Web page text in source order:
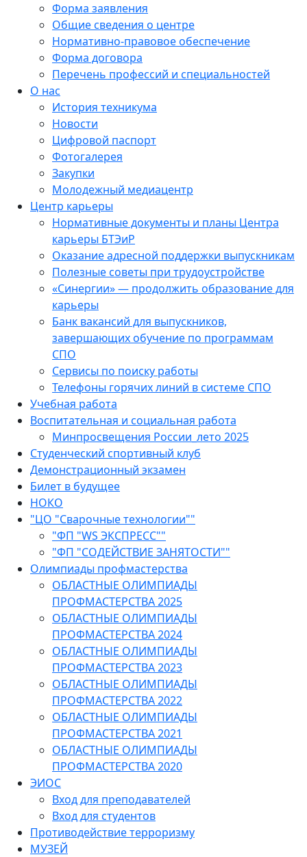
Форма заявления
Общие сведения о центре
Нормативно-правовое обеспечение
Форма договора
Перечень профессий и специальностей
О нас
История техникума
Новости
Цифровой паспорт
Фотогалерея
Закупки
Молодежный медиацентр
Центр карьеры
Нормативные документы и планы Центра
карьеры БТЭиР
Оказание адресной поддержки выпускникам
Полезные советы при трудоустройстве
«Синергии» — продолжить образование для
карьеры
Банк вакансий для выпускников,
завершающих обучение по программам
СПО
Сервисы по поиску работы
Телефоны горячих линий в системе СПО
Учебная работа
Воспитательная и социальная работа
Минпросвещения России_лето 2025
Студенческий спортивный клуб
Демонстрационный экзамен
Билет в будущее
НОКО
"ЦО "Сварочные технологии""
"ФП "WS ЭКСПРЕСС""
"ФП "СОДЕЙСТВИЕ ЗАНЯТОСТИ""
Олимпиады профмастерства
ОБЛАСТНЫЕ ОЛИМПИАДЫ
ПРОФМАСТЕРСТВА 2025
ОБЛАСТНЫЕ ОЛИМПИАДЫ
ПРОФМАСТЕРСТВА 2024
ОБЛАСТНЫЕ ОЛИМПИАДЫ
ПРОФМАСТЕРСТВА 2023
ОБЛАСТНЫЕ ОЛИМПИАДЫ
ПРОФМАСТЕРСТВА 2022
ОБЛАСТНЫЕ ОЛИМПИАДЫ
ПРОФМАСТЕРСТВА 2021
ОБЛАСТНЫЕ ОЛИМПИАДЫ
ПРОФМАСТЕРСТВА 2020
ЭИОС
Вход для преподавателей
Вход для студентов
Противодействие терроризму
МУЗЕЙ